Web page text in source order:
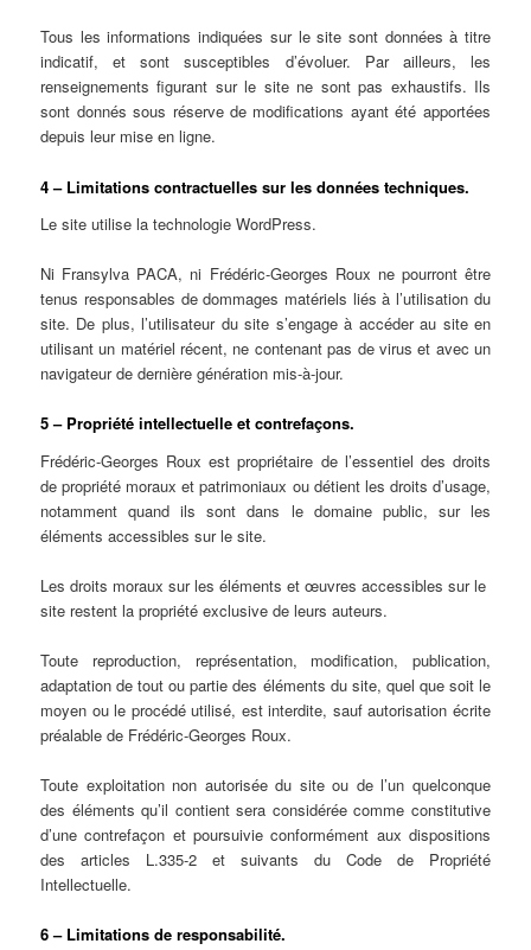
Tous les informations indiquées sur le site sont données à titre
indicatif, et sont susceptibles d’évoluer. Par ailleurs, les
renseignements figurant sur le site ne sont pas exhaustifs. Ils
sont donnés sous réserve de modifications ayant été apportées
depuis leur mise en ligne.
4 – Limitations contractuelles sur les données techniques.
Le site utilise la technologie WordPress.
Ni Fransylva PACA, ni Frédéric-Georges Roux ne pourront être
tenus responsables de dommages matériels liés à l’utilisation du
site. De plus, l’utilisateur du site s’engage à accéder au site en
utilisant un matériel récent, ne contenant pas de virus et avec un
navigateur de dernière génération mis-à-jour.
5 – Propriété intellectuelle et contrefaçons.
Frédéric-Georges Roux est propriétaire de l’essentiel des droits
de propriété moraux et patrimoniaux ou détient les droits d’usage,
notamment quand ils sont dans le domaine public, sur les
éléments accessibles sur le site.
Les droits moraux sur les éléments et œuvres accessibles sur le
site restent la propriété exclusive de leurs auteurs.
Toute reproduction, représentation, modification, publication,
adaptation de tout ou partie des éléments du site, quel que soit le
moyen ou le procédé utilisé, est interdite, sauf autorisation écrite
préalable de Frédéric-Georges Roux.
Toute exploitation non autorisée du site ou de l’un quelconque
des éléments qu’il contient sera considérée comme constitutive
d’une contrefaçon et poursuivie conformément aux dispositions
des articles L.335-2 et suivants du Code de Propriété
Intellectuelle.
6 – Limitations de responsabilité.